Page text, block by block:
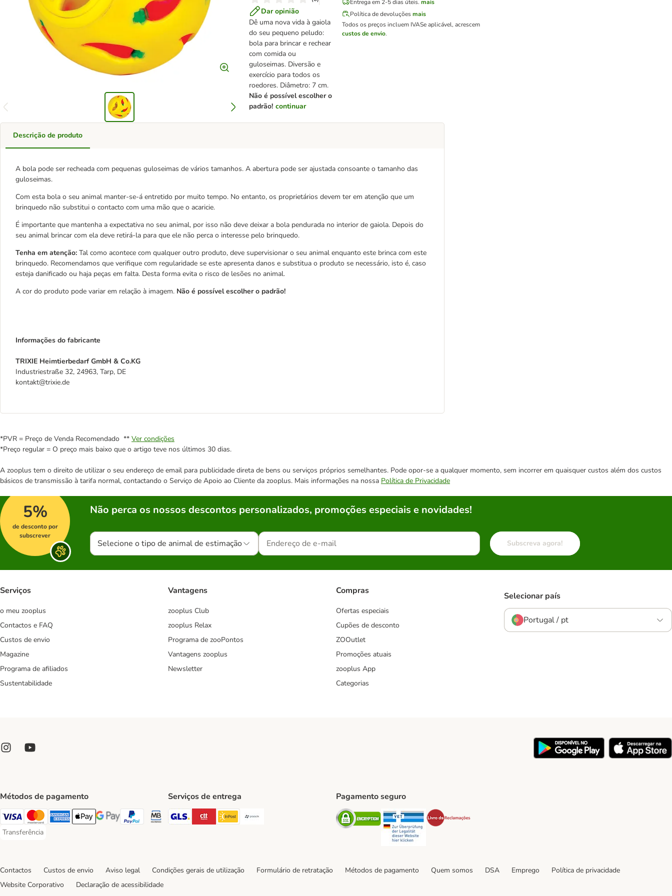
Dar opinião
Dê uma nova vida à gaiola
do seu pequeno peludo:
bola para brincar e rechear
com comida ou
guloseimas. Diversão e
exercício para todos os
roedores. Diâmetro: 7 cm.
Não é possível escolher o
padrão! continuar
Entrega em 2-5 dias úteis. mais
Política de devoluçõesmais
Todos os preços incluem IVASe aplicável, acrescem
custos de envio.
Descrição de produto
A bola pode ser recheada com pequenas guloseimas de vários tamanhos. A abertura pode ser ajustada consoante o tamanho das
guloseimas.
Com esta bola o seu animal manter-se-á entretido por muito tempo. No entanto, os proprietários devem ter em atenção que um
brinquedo não substitui o contacto com uma mão que o acaricie.
É importante que mantenha a expectativa no seu animal, por isso não deve deixar a bola pendurada no interior de gaiola. Depois do
seu animal brincar com ela deve retirá-la para que ele não perca o interesse pelo brinquedo.
Tenha em atenção: Tal como acontece com qualquer outro produto, deve supervisionar o seu animal enquanto este brinca com este
brinquedo. Recomendamos que verifique com regularidade se este apresenta danos e substitua o produto se necessário, isto é, caso
esteja danificado ou haja peças em falta. Desta forma evita o risco de lesões no animal.
A cor do produto pode variar em relação à imagem. Não é possível escolher o padrão!
Informações do fabricante
TRIXIE Heimtierbedarf GmbH & Co.KG
Industriestraße 32, 24963, Tarp, DE
kontakt@trixie.de
*PVR = Preço de Venda Recomendado ** Ver condições
*Preço regular = O preço mais baixo que o artigo teve nos últimos 30 dias.
A zooplus tem o direito de utilizar o seu endereço de email para publicidade direta de bens ou serviços próprios semelhantes. Pode opor-se a qualquer momento, sem incorrer em quaisquer custos além dos custos
básicos de transmissão à tarifa normal, contactando o Serviço de Apoio ao Cliente da zooplus. Mais informações na nossa Política de Privacidade
5%
de desconto por
subscrever
Não perca os nossos descontos personalizados, promoções especiais e novidades!
Selecione o tipo de animal de estimação Subscreva agora!
Serviços
o meu zooplus
Contactos e FAQ
Custos de envio
Magazine
Programa de afiliados
Sustentabilidade
Vantagens
zooplus Club
zooplus Relax
Programa de zooPontos
Vantagens zooplus
Newsletter
Compras
Ofertas especiais
Cupões de desconto
ZOOutlet
Promoções atuais
zooplus App
Categorias
Selecionar país
Portugal / pt
Métodos de pagamento
Visa Payment Method
Mastercard Payment Method
American Express Payment Method
Apple Pay Payment Method
Google Pay Payment Method
PayPal Payment Method
Multibanco Payment Method
Transferência
Transferência Payment Method
Serviços de entrega
GLS Shipping Method
CTTExpress Shipping Method
InPost Shipping Method
Paack Shipping Method
Pagamento seguro
Security Security
Contactos Custos de envio Aviso legal Condições gerais de utilização Formulário de retratação Métodos de pagamento Quem somos DSA Emprego
Política de privacidade
Website Corporativo
Declaração de acessibilidade